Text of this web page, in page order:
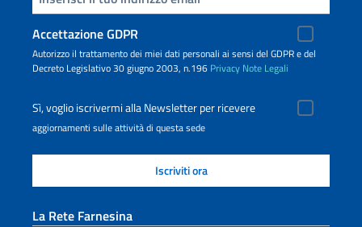
Accettazione GDPR
Autorizzo il trattamento dei miei dati personali ai sensi del GDPR e del
Decreto Legislativo 30 giugno 2003, n.196 Privacy Note Legali
Sì, voglio iscrivermi alla Newsletter per ricevere
aggiornamenti sulle attività di questa sede
La Rete Farnesina